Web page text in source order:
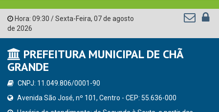
Hora: 09:30 /Sexta-Feira, 07 de agosto
de 2026
PREFEITURA MUNICIPAL DE CHÃ
GRANDE
CNPJ: 11.049.806/0001-90
Avenida São José, nº 101, Centro - CEP: 55.636-000